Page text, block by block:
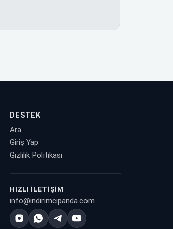
DESTEK
Ara
Giriş Yap
Gizlilik Politikası
HIZLI İLETIŞIM
info@indirimcipanda.com